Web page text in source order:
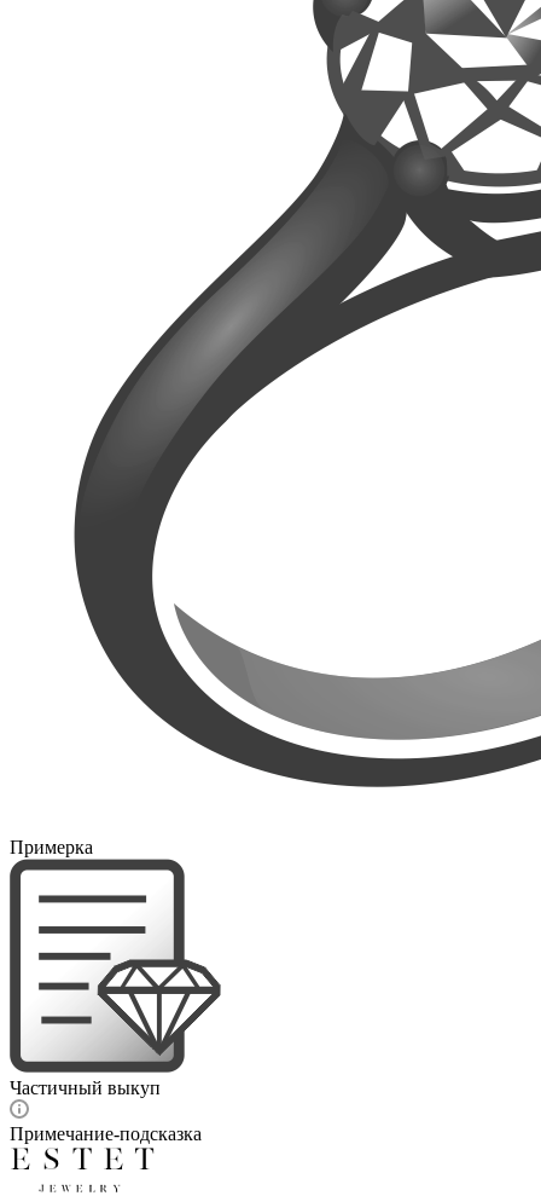
Примерка
Частичный выкуп
Примечание-подсказка